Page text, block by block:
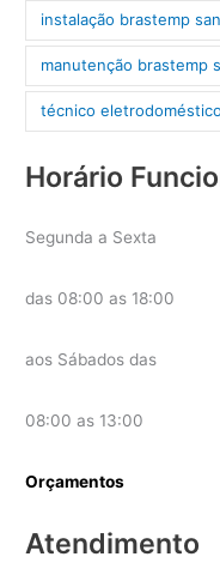
instalação brastemp
manutenção brastemp
técnico
Horário
Segunda a Sexta
das 08:00 as 18:00
aos Sábados das
08:00 as 13:00
Orçamentos
Atendimento